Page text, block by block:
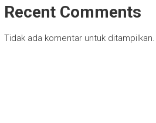
Recent Comments
Tidak ada komentar untuk ditampilkan.